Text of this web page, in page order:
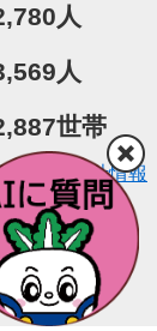
人
人
世帯
現在 統計情報